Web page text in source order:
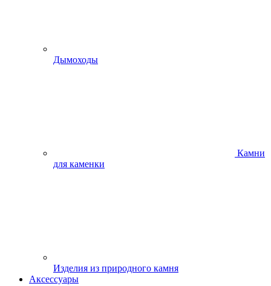
Дымоходы
Камни
для каменки
Изделия из природного камня
Аксессуары